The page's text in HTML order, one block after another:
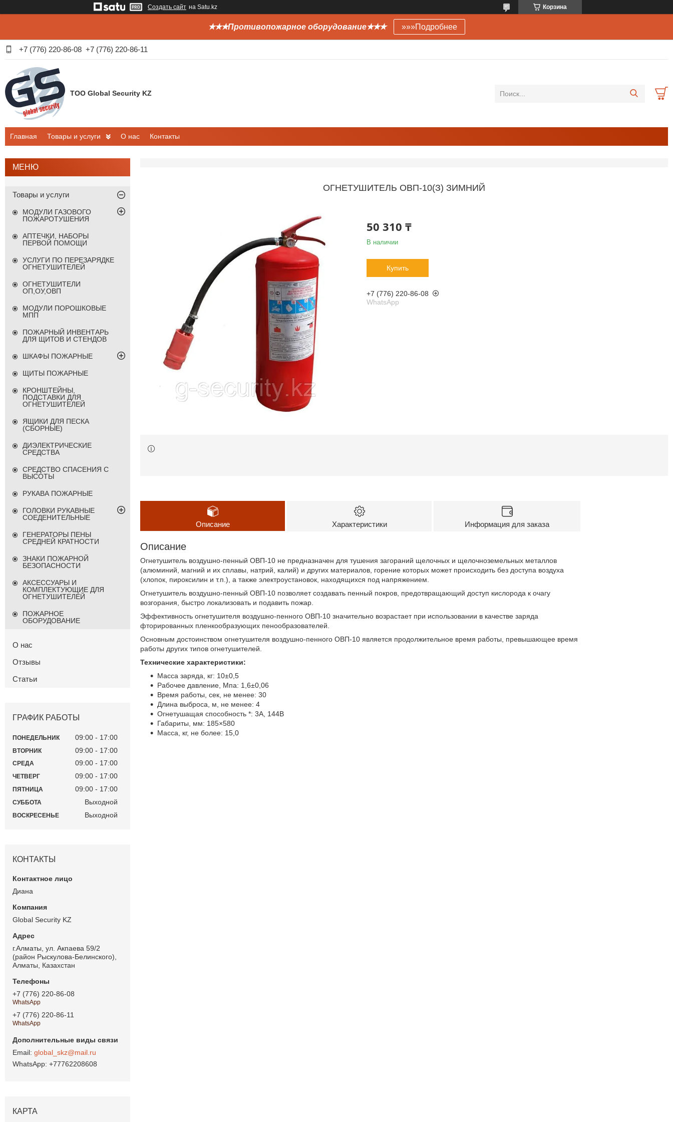
Создать сайт на Satu.kz Корзина
✭✭✭Противопожарное оборудование✭✭✭ »»»Подробнее
+7 (776) 220-86-08 +7 (776) 220-86-11
ТОО Global Security KZ
Главная Товары и услуги О нас Контакты
ОГНЕТУШИТЕЛЬ ОВП-10(З) ЗИМНИЙ
50 310 ₸
В наличии
Купить
+7 (776) 220-86-08
WhatsApp
Описание Характеристики Информация для заказа
Описание
Огнетушитель воздушно-пенный ОВП-10 не предназначен для тушения загораний щелочных и щелочноземельных металлов
(алюминий, магний и их сплавы, натрий, калий) и других материалов, горение которых может происходить без доступа воздуха
(хлопок, пироксилин и т.п.), а также электроустановок, находящихся под напряжением.
Огнетушитель воздушно-пенный ОВП-10 позволяет создавать пенный покров, предотвращающий доступ кислорода к очагу
возгорания, быстро локализовать и подавить пожар.
Эффективность огнетушителя воздушно-пенного ОВП-10 значительно возрастает при использовании в качестве заряда
фторированных пленкообразующих пенообразователей.
Основным достоинством огнетушителя воздушно-пенного ОВП-10 является продолжительное время работы, превышающее время
работы других типов огнетушителей.
Технические характеристики:
Масса заряда, кг: 10±0,5
Рабочее давление, Мпа: 1,6±0,06
Время работы, сек, не менее: 30
Длина выброса, м, не менее: 4
Огнетушащая способность *: 3А, 144В
Габариты, мм: 185×580
Масса, кг, не более: 15,0
Товары и услуги
МОДУЛИ ГАЗОВОГО
ПОЖАРОТУШЕНИЯ
АПТЕЧКИ, НАБОРЫ
ПЕРВОЙ ПОМОЩИ
УСЛУГИ ПО ПЕРЕЗАРЯДКЕ
ОГНЕТУШИТЕЛЕЙ
ОГНЕТУШИТЕЛИ
ОП,ОУ,ОВП
МОДУЛИ ПОРОШКОВЫЕ
МПП
ПОЖАРНЫЙ ИНВЕНТАРЬ
ДЛЯ ЩИТОВ И СТЕНДОВ
ШКАФЫ ПОЖАРНЫЕ
ЩИТЫ ПОЖАРНЫЕ
КРОНШТЕЙНЫ,
ПОДСТАВКИ ДЛЯ
ОГНЕТУШИТЕЛЕЙ
ЯЩИКИ ДЛЯ ПЕСКА
(СБОРНЫЕ)
ДИЭЛЕКТРИЧЕСКИЕ
СРЕДСТВА
СРЕДСТВО СПАСЕНИЯ С
ВЫСОТЫ
РУКАВА ПОЖАРНЫЕ
ГОЛОВКИ РУКАВНЫЕ
СОЕДЕНИТЕЛЬНЫЕ
ГЕНЕРАТОРЫ ПЕНЫ
СРЕДНЕЙ КРАТНОСТИ
ЗНАКИ ПОЖАРНОЙ
БЕЗОПАСНОСТИ
АКСЕССУАРЫ И
КОМПЛЕКТУЮЩИЕ ДЛЯ
ОГНЕТУШИТЕЛЕЙ
ПОЖАРНОЕ
ОБОРУДОВАНИЕ
О нас
Отзывы
Статьи
ГРАФИК РАБОТЫ
ПОНЕДЕЛЬНИК 09:00 17:00
ВТОРНИК 09:00 17:00
СРЕДА 09:00 17:00
ЧЕТВЕРГ 09:00 17:00
ПЯТНИЦА 09:00 17:00
СУББОТА Выходной
ВОСКРЕСЕНЬЕ Выходной
КОНТАКТЫ
Диана
Global Security KZ
г.Алматы, ул. Акпаева 59/2
(район Рыскулова-Белинского),
Алматы, Казахстан
+7 (776) 220-86-08
WhatsApp
+7 (776) 220-86-11
WhatsApp
global_skz@mail.ru
+77762208608
КАРТА